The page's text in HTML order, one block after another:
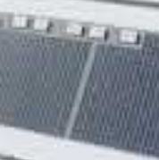
la mise
Après le